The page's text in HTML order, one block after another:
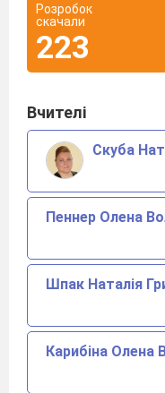
Розробок
скачали
223
Вчителі
Скуба
Пеннер Олена
Шпак Наталія
Карибіна Олена